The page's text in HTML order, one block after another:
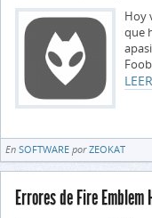
Hoy
que
En SOFTWARE porZEOKAT
Errores de Fire